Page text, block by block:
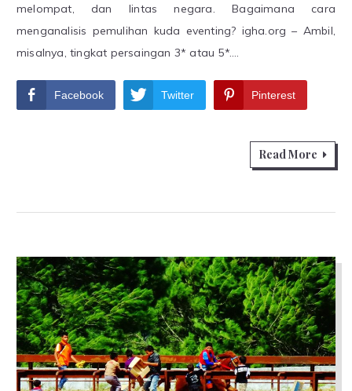
melompat, dan lintas negara. Bagaimana cara
menganalisis pemulihan kuda eventing? igha.org – Ambil,
misalnya, tingkat persaingan 3* atau 5*.…
Facebook Twitter Pinterest
Read More